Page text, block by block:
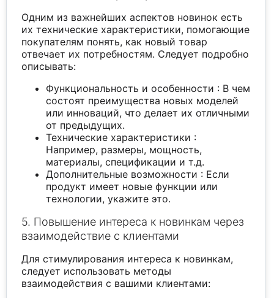
Одним из важнейших аспектов новинок есть
их технические характеристики, помогающие
покупателям понять, как новый товар
отвечает их потребностям. Следует подробно
описывать:
Функциональность и особенности : В чем
состоят преимущества новых моделей
или инноваций, что делает их отличными
от предыдущих.
Технические характеристики :
Например, размеры, мощность,
материалы, спецификации и т.д.
Дополнительные возможности : Если
продукт имеет новые функции или
технологии, укажите это.
5. Повышение интереса к новинкам через
взаимодействие с клиентами
Для стимулирования интереса к новинкам,
следует использовать методы
взаимодействия с вашими клиентами: